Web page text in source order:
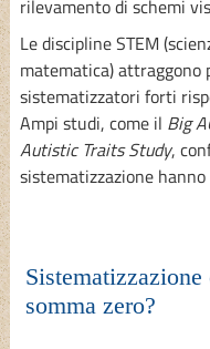
rilevamento di schemi
Le discipline STEM
matematica) attraggono
sistematizzatori forti
Ampi studi, come il Big
Autistic Traits Study,
sistematizzazione
somma zero?